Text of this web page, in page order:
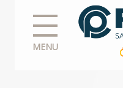
MENU